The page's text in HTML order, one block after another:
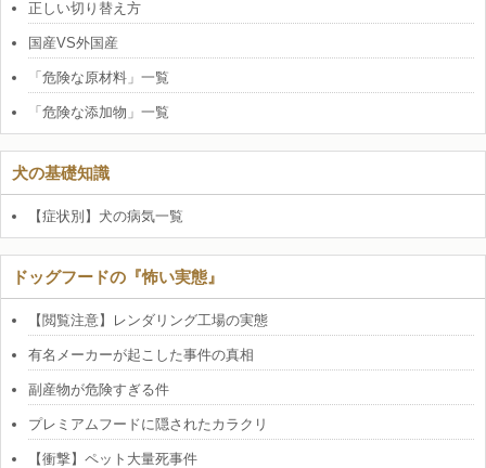
正しい切り替え方
国産VS外国産
「危険な原材料」一覧
「危険な添加物」一覧
犬の基礎知識
【症状別】犬の病気一覧
ドッグフードの『怖い実態』
【閲覧注意】レンダリング工場の実態
有名メーカーが起こした事件の真相
副産物が危険すぎる件
プレミアムフードに隠されたカラクリ
【衝撃】ペット大量死事件